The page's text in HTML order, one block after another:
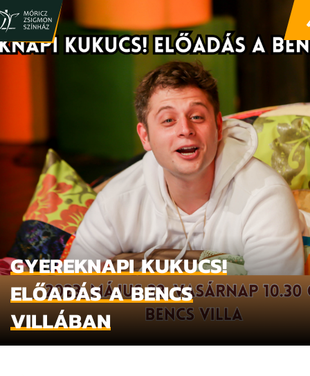
GYEREKNAPI KUKUCS!
ELŐADÁS A BENCS
VILLÁBAN